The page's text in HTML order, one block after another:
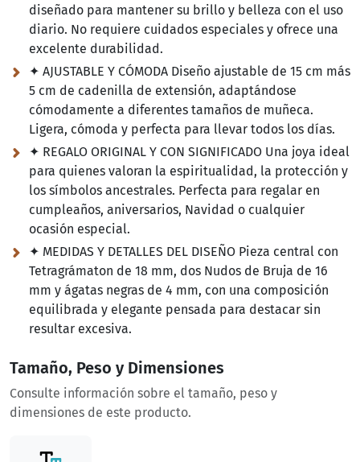
diseñado para mantener su brillo y belleza con el uso
diario. No requiere cuidados especiales y ofrece una
excelente durabilidad.
✦ AJUSTABLE Y CÓMODA Diseño ajustable de 15 cm más
5 cm de cadenilla de extensión, adaptándose
cómodamente a diferentes tamaños de muñeca.
Ligera, cómoda y perfecta para llevar todos los días.
✦ REGALO ORIGINAL Y CON SIGNIFICADO Una joya ideal
para quienes valoran la espiritualidad, la protección y
los símbolos ancestrales. Perfecta para regalar en
cumpleaños, aniversarios, Navidad o cualquier
ocasión especial.
✦ MEDIDAS Y DETALLES DEL DISEÑO Pieza central con
Tetragrámaton de 18 mm, dos Nudos de Bruja de 16
mm y ágatas negras de 4 mm, con una composición
equilibrada y elegante pensada para destacar sin
resultar excesiva.
Tamaño, Peso y Dimensiones
Consulte información sobre el tamaño, peso y
dimensiones de este producto.